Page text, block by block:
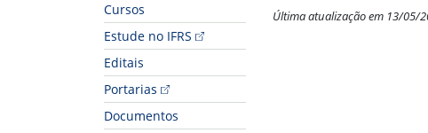
Cursos
Estude no IFRS
Editais
Portarias
Documentos
Última atualização em 13/05/